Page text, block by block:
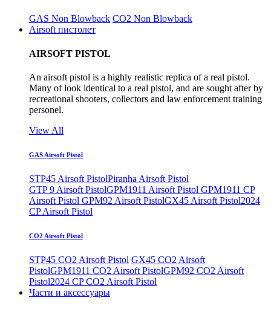
GAS Non Blowback CO2 Non Blowback
Airsoft пистолет
AIRSOFT PISTOL
An airsoft pistol is a highly realistic replica of a real pistol.
Many of look identical to a real pistol, and are sought after by
recreational shooters, collectors and law enforcement training
personel.
View All
GAS Airsoft Pistol
STP45 Airsoft PistolPiranha Airsoft Pistol
GTP 9 Airsoft PistolGPM1911 Airsoft Pistol GPM1911 CP
Airsoft Pistol GPM92 Airsoft PistolGX45 Airsoft Pistol2024
CP Airsoft Pistol
CO2 Airsoft Pistol
STP45 CO2 Airsoft Pistol GX45 CO2 Airsoft
PistolGPM1911 CO2 Airsoft PistolGPM92 CO2 Airsoft
Pistol2024 CP CO2 Airsoft Pistol
Части и аксессуары